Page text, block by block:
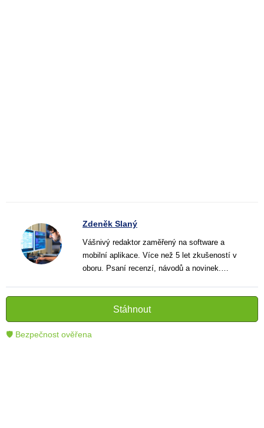
Zdeněk Slaný
Vášnivý redaktor zaměřený na software a
mobilní aplikace. Více než 5 let zkušeností v
oboru. Psaní recenzí, návodů a novinek.
pomáhají čtenářům lépe porozumět a využít
moderní technologie.
Stáhnout
🛡 Bezpečnost ověřena